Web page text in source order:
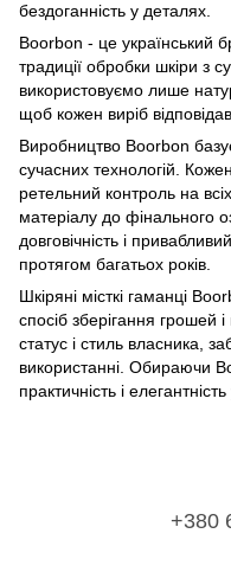
бездоганність у деталях.
Boorbon - це український
традиції обробки шкіри з
використовуємо лише
щоб кожен виріб
Виробництво Boorbon
сучасних технологій.
ретельний контроль на
матеріалу до фінального
довговічність і
протягом багатьох років.
Шкіряні місткі гаманці
спосіб зберігання грошей
статус і стиль власника,
використанні. Обираючи
практичність і
+380